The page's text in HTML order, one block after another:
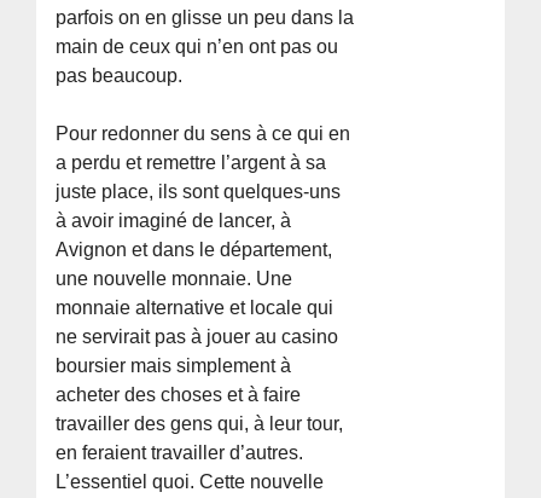
parfois on en glisse un peu dans la
main de ceux qui n’en ont pas ou
pas beaucoup.
Pour redonner du sens à ce qui en
a perdu et remettre l’argent à sa
juste place, ils sont quelques-uns
à avoir imaginé de lancer, à
Avignon et dans le département,
une nouvelle monnaie. Une
monnaie alternative et locale qui
ne servirait pas à jouer au casino
boursier mais simplement à
acheter des choses et à faire
travailler des gens qui, à leur tour,
en feraient travailler d’autres.
L’essentiel quoi. Cette nouvelle